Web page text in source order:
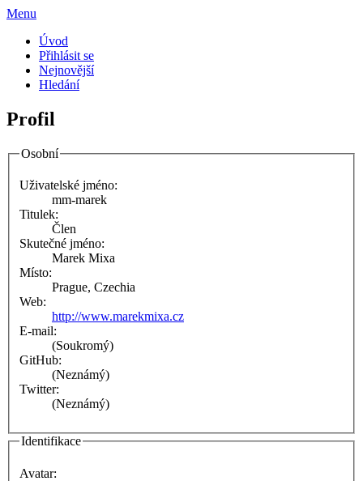
Menu
Úvod
Přihlásit se
Nejnovější
Hledání
Profil
Osobní
Uživatelské jméno:
mm-marek
Titulek:
Člen
Skutečné jméno:
Marek Mixa
Místo:
Prague, Czechia
Web:
http://www.marekmixa.cz
E-mail:
(Soukromý)
GitHub:
(Neznámý)
Twitter:
(Neznámý)
Identifikace
Avatar: